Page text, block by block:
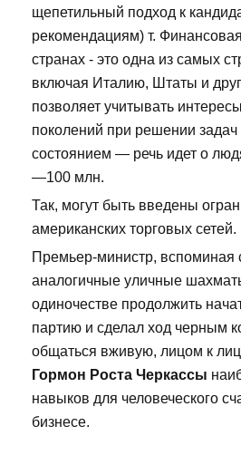
щепетильный подход к
рекомендациям) т.
странах - это одна из самых
включая Италию, Штаты и
позволяет учитывать
поколений при решении задач
состоянием — речь идет о
—100 млн.
Так, могут быть введены
американских торговых сетей.
Премьер-министр, вспоминая
аналогичные уличные
одиночестве продолжить
партию и сделал ход черным
общаться вживую, лицом к
Гормон Роста Черкассы
навыков для человеческого
бизнесе.